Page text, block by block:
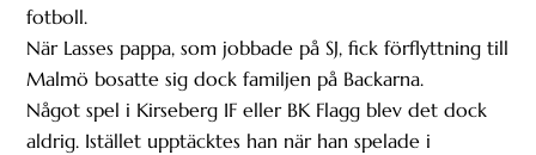
fotboll.
När Lasses pappa, som jobbade på SJ, fick förflyttning till
Malmö bosatte sig dock familjen på Backarna.
Något spel i Kirseberg IF eller BK Flagg blev det dock
aldrig. Istället upptäcktes han när han spelade i